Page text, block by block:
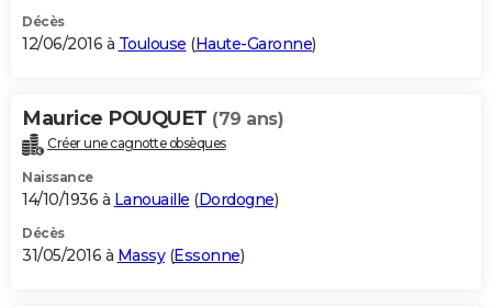
Décès
12/06/2016 à Toulouse (Haute-Garonne)
Maurice POUQUET (79 ans)
Créer une cagnotte obsèques
Naissance
14/10/1936 à Lanouaille (Dordogne)
Décès
31/05/2016 à Massy(Essonne)